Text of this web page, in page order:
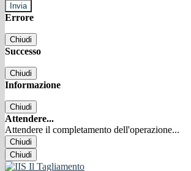
Errore
Chiudi
Successo
Chiudi
Informazione
Chiudi
Attendere...
Attendere il completamento dell'operazione...
Chiudi
Chiudi